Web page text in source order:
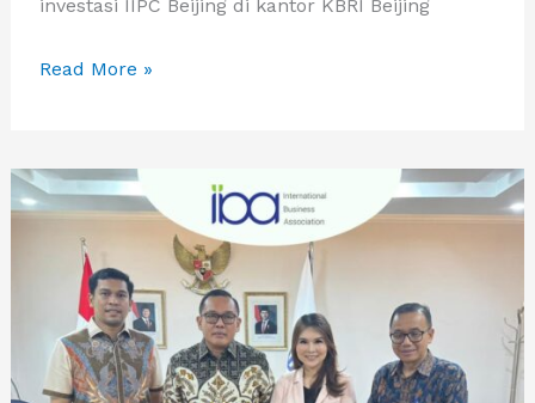
investasi IIPC Beijing di kantor KBRI Beijing
IBA
BEIJING
UNTUK
INVESTASI
Read More »